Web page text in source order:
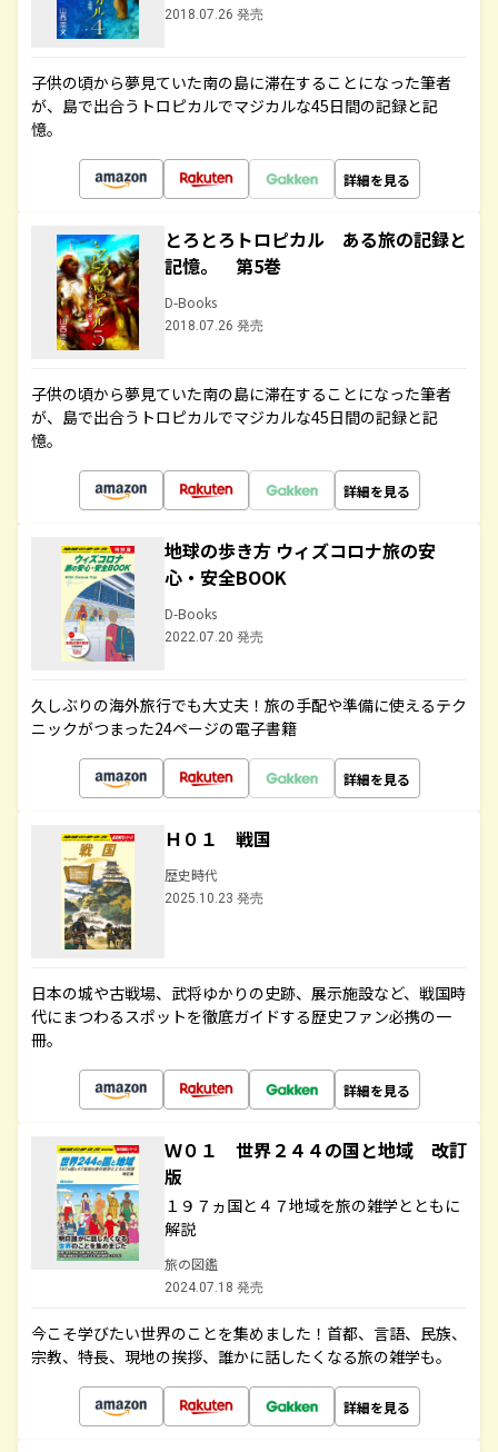
2018.07.26 発売
子供の頃から夢見ていた南の島に滞在することになった筆者
が、島で出合うトロピカルでマジカルな45日間の記録と記
憶。
詳細を見る
とろとろトロピカル ある旅の記録と
記憶。 第5巻
D-Books
2018.07.26 発売
子供の頃から夢見ていた南の島に滞在することになった筆者
が、島で出合うトロピカルでマジカルな45日間の記録と記
憶。
詳細を見る
地球の歩き方 ウィズコロナ旅の安
心・安全BOOK
D-Books
2022.07.20 発売
久しぶりの海外旅行でも大丈夫！旅の手配や準備に使えるテク
ニックがつまった24ページの電子書籍
詳細を見る
Ｈ０１ 戦国
歴史時代
2025.10.23 発売
日本の城や古戦場、武将ゆかりの史跡、展示施設など、戦国時
代にまつわるスポットを徹底ガイドする歴史ファン必携の一
冊。
詳細を見る
Ｗ０１ 世界２４４の国と地域 改訂
版
１９７ヵ国と４７地域を旅の雑学とともに
解説
旅の図鑑
2024.07.18 発売
今こそ学びたい世界のことを集めました！首都、言語、民族、
宗教、特長、現地の挨拶、誰かに話したくなる旅の雑学も。
詳細を見る